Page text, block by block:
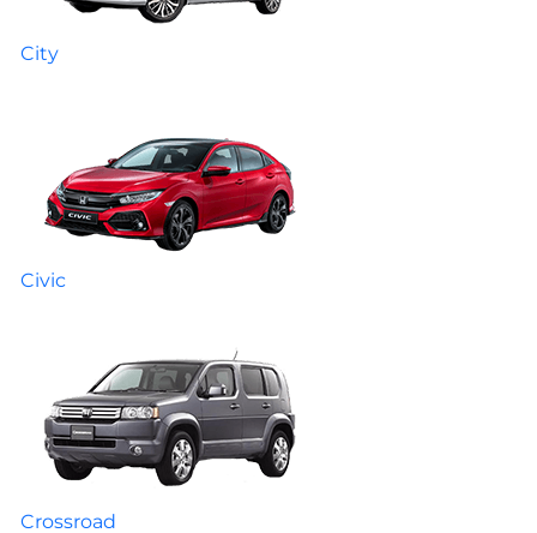
City
Civic
Crossroad